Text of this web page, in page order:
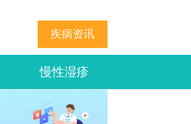
疾病资讯
慢性湿疹